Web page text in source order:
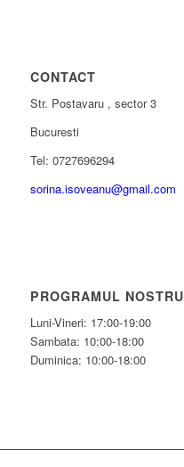
CONTACT
Str. Postavaru , sector 3
Bucuresti
Tel: 0727696294
sorina.isoveanu@gmail.com
PROGRAMUL NOSTRU
Luni-Vineri: 17:00-19:00
Sambata: 10:00-18:00
Duminica: 10:00-18:00